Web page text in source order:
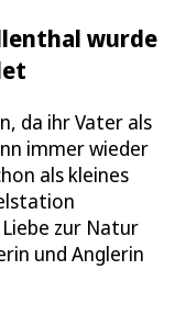
wurde
da ihr Vater als
immer wieder
als kleines
zur Natur
und Anglerin